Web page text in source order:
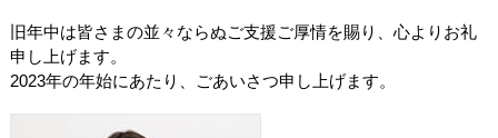
旧年中は皆さまの並々ならぬご支援ご厚情を賜り、心よりお礼
申し上げます。
2023年の年始にあたり、ごあいさつ申し上げます。